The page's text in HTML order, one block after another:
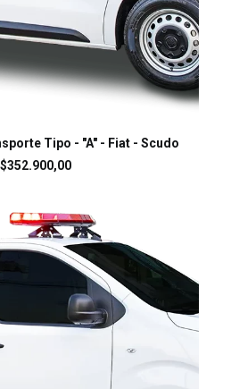
LEIA MAISTipo - "A" - Fiat - Scudo
352.900,00